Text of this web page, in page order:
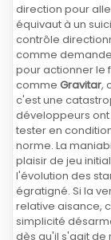
direction pour
équivaut à un
contrôle
comme
pour actionner le
comme Gravitar,
c'est une
développeurs
tester en
norme. La
plaisir de jeu
l'évolution des
égratigné. Si la
relative aisance,
simplicité
dès qu'il s'agit de